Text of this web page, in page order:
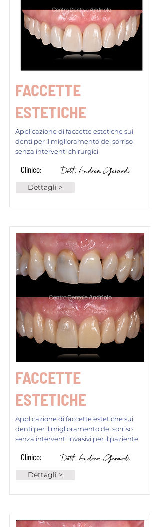
FACCETTE
ESTETICHE
Applicazione di faccette estetiche sui
denti per il miglioramento del sorriso
senza interventi chirurgici
Clinico: Dott. Andrea Gerardi
Dettagli >
FACCETTE
ESTETICHE
Applicazione di faccette estetiche sui
denti per il miglioramento del sorriso
senza interventi invasivi per il paziente
Clinico: Dott. Andrea Gerardi
Dettagli >